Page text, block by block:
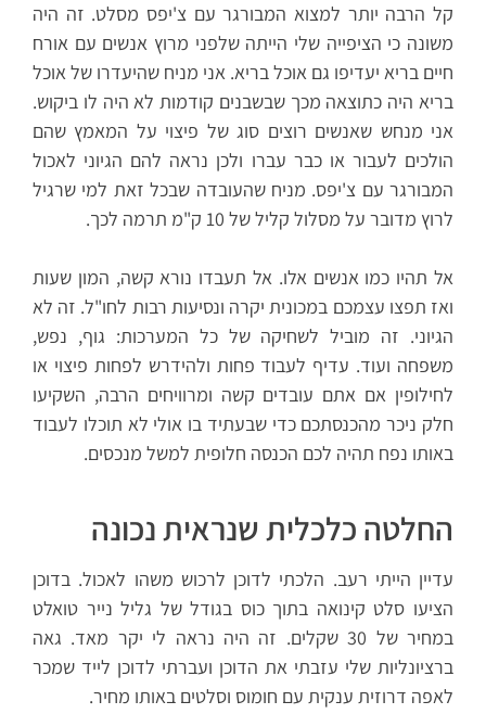
קל הרבה יותר למצוא המבורגר עם צ'יפס מסלט. זה היה
משונה כי הציפייה שלי הייתה שלפני מרוץ אנשים עם אורח
חיים בריא יעדיפו גם אוכל בריא. אני מניח שהיעדרו של אוכל
בריא היה כתוצאה מכך שבשבנים קודמות לא היה לו ביקוש.
אני מנחש שאנשים רוצים סוג של פיצוי על המאמץ שהם
הולכים לעבור או כבר עברו ולכן נראה להם הגיוני לאכול
המבורגר עם צ'יפס. מניח שהעובדה שבכל זאת למי שרגיל
לרוץ מדובר על מסלול קליל של 10 ק"מ תרמה לכך.
אל תהיו כמו אנשים אלו. אל תעבדו נורא קשה, המון שעות
ואז תפצו עצמכם במכונית יקרה ונסיעות רבות לחו"ל. זה לא
הגיוני. זה מוביל לשחיקה של כל המערכות: גוף, נפש,
משפחה ועוד. עדיף לעבוד פחות ולהידרש לפחות פיצוי או
לחילופין אם אתם עובדים קשה ומרוויחים הרבה, השקיעו
חלק ניכר מהכנסתכם כדי שבעתיד בו אולי לא תוכלו לעבוד
באותו נפח תהיה לכם הכנסה חלופית למשל מנכסים.
החלטה כלכלית שנראית נכונה
עדיין הייתי רעב. הלכתי לדוכן לרכוש משהו לאכול. בדוכן
הציעו סלט קינואה בתוך כוס בגודל של גליל נייר טואלט
במחיר של 30 שקלים. זה היה נראה לי יקר מאד. גאה
ברציונליות שלי עזבתי את הדוכן ועברתי לדוכן לייד שמכר
לאפה דרוזית ענקית עם חומוס וסלטים באותו מחיר.